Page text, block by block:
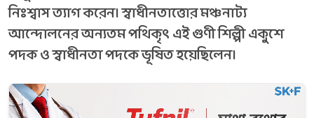
নিঃশ্বাস ত্যাগ করেন। স্বাধীনতাত্তোর মঞ্চনাট্য
আন্দোলনের অন্যতম পথিকৃৎ এই গুণী শিল্পী একুশে
পদক ও স্বাধীনতা পদকে ভূষিত হয়েছিলেন।